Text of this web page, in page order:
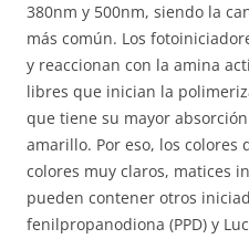
380nm y 500nm, siendo la
más común. Los
y reaccionan con la amina
libres que inician la
que tiene su mayor
amarillo. Por eso, los colores
colores muy claros, matices
pueden contener otros
fenilpropanodiona (PPD) y